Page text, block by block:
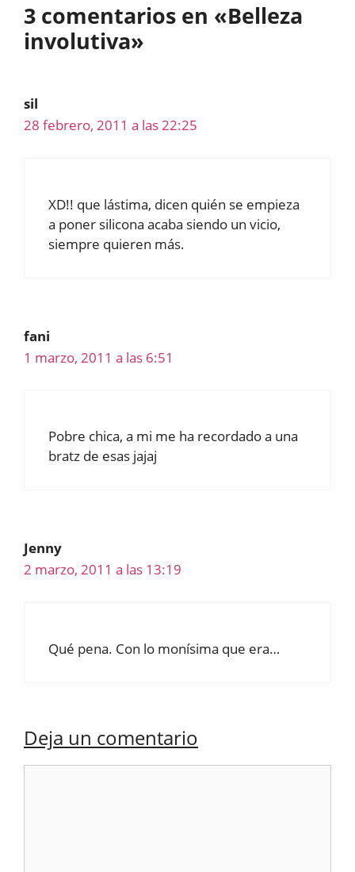
3 comentarios en «Belleza
involutiva»
sil
28 febrero, 2011 a las 22:25
XD!! que lástima, dicen quién se empieza
a poner silicona acaba siendo un vicio,
siempre quieren más.
fani
1 marzo, 2011 a las 6:51
Pobre chica, a mi me ha recordado a una
bratz de esas jajaj
Jenny
2 marzo, 2011 a las 13:19
Qué pena. Con lo monísima que era…
Deja un comentario